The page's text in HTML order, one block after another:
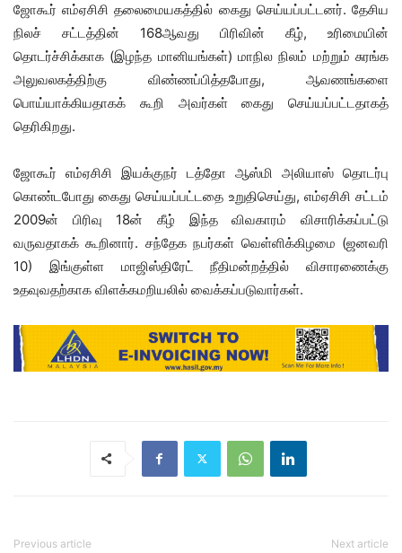
ஜோகூர் எம்ஏசிசி தலைமையகத்தில் கைது செய்யப்பட்டனர். தேசிய
நிலச் சட்டத்தின் 168ஆவது பிரிவின் கீழ், உரிமையின்
தொடர்ச்சிக்காக (இழந்த மானியங்கள்) மாநில நிலம் மற்றும் சுரங்க
அலுவலகத்திற்கு விண்ணப்பித்தபோது, ​​ஆவணங்களை
பொய்யாக்கியதாகக் கூறி அவர்கள் கைது செய்யப்பட்டதாகத்
தெரிகிறது.
ஜோகூர் எம்ஏசிசி இயக்குநர் டத்தோ ஆஸ்மி அலியாஸ் தொடர்பு
கொண்டபோது கைது செய்யப்பட்டதை உறுதிசெய்து, எம்ஏசிசி சட்டம்
2009ன் பிரிவு 18ன் கீழ் இந்த விவகாரம் விசாரிக்கப்பட்டு
வருவதாகக் கூறினார். சந்தேக நபர்கள் வெள்ளிக்கிழமை (ஜனவரி
10) இங்குள்ள மாஜிஸ்திரேட் நீதிமன்றத்தில் விசாரணைக்கு
உதவுவதற்காக விளக்கமறியலில் வைக்கப்படுவார்கள்.
Previous article Next article